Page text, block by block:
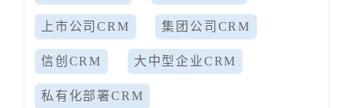
上市公司CRM 集团公司CRM
信创CRM 大中型企业CRM
私有化部署CRM